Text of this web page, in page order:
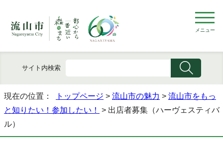
メニュー
サイト内検索
現在の位置： トップページ > 流山市の魅力 > 流山市をもっ
と知りたい！参加したい！
> 出店者募集（ハーヴェスティバ
ル）